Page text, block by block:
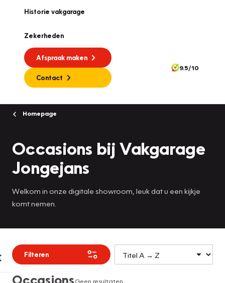
Historie vakgarage
Zekerheden
Afspraak maken
Contact
9.5/10
Homepage
Occasions bij Vakgarage
Jongejans
Welkom in onze digitale showroom, leuk dat u een kijkje
komt nemen.
Filteren
OccasionsGeen resultaten